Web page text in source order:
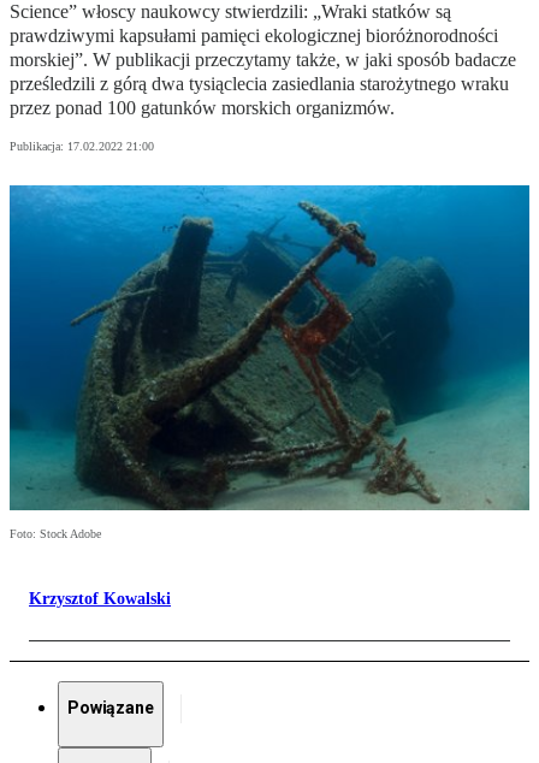
Science” włoscy naukowcy stwierdzili: „Wraki statków są
prawdziwymi kapsułami pamięci ekologicznej bioróżnorodności
morskiej”. W publikacji przeczytamy także, w jaki sposób badacze
prześledzili z górą dwa tysiąclecia zasiedlania starożytnego wraku
przez ponad 100 gatunków morskich organizmów.
Publikacja: 17.02.2022 21:00
Foto: Stock Adobe
Krzysztof Kowalski
Powiązane